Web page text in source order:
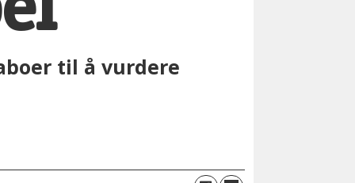
til å vurdere